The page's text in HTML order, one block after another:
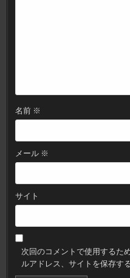
名前 ※
メール ※
サイト
次回のコメントで使用するた
ルアドレス、サイトを保存する